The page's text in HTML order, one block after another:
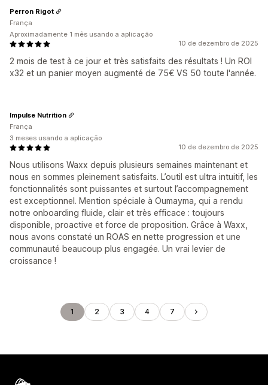
10 de dezembro de 2025
2 mois de test à ce jour et très satisfaits des résultats ! Un ROI
x32 et un panier moyen augmenté de 75€ VS 50 toute l'année.
Perron Rigot
França
Aproximadamente 1 mês usando a aplicação
10 de dezembro de 2025
Nous utilisons Waxx depuis plusieurs semaines maintenant et
nous en sommes pleinement satisfaits. L’outil est ultra intuitif, les
fonctionnalités sont puissantes et surtout l’accompagnement
est exceptionnel. Mention spéciale à Oumayma, qui a rendu
notre onboarding fluide, clair et très efficace : toujours
disponible, proactive et force de proposition. Grâce à Waxx,
nous avons constaté un ROAS en nette progression et une
communauté beaucoup plus engagée. Un vrai levier de
croissance !
Impulse Nutrition
França
3 meses usando a aplicação
1 2 3 4 7